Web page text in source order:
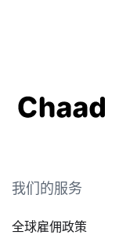
我们的服务
全球雇佣政策